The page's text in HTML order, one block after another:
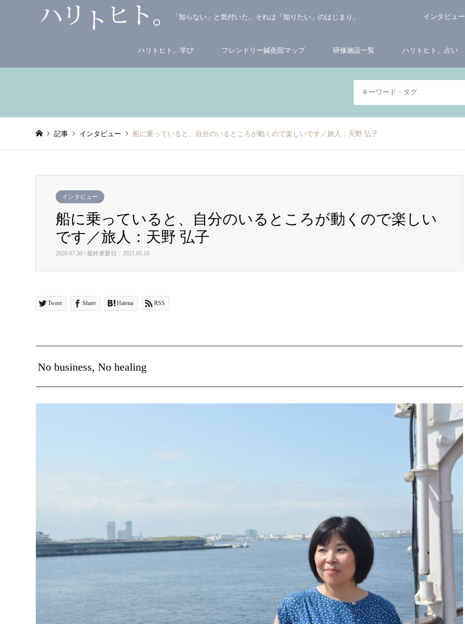
「知らない」と気付いた。それは「知りたい」のはじまり。 インタビュー
ハリトヒト。学び フレンドリー鍼灸院マップ 研修施設一覧 ハリトヒト。占い
記事 インタビュー 船に乗っていると、自分のいるところが動くので楽しいです／旅人：天野 弘子
インタビュー
船に乗っていると、自分のいるところが動くので楽しい
です／旅人：天野 弘子
2020.07.30 / 最終更新日：2021.05.16
Tweet Share Hatena RSS
No business, No healing